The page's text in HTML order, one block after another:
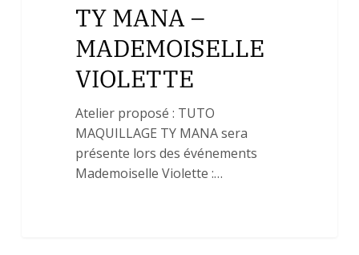
TY MANA –
MADEMOISELLE
VIOLETTE
Atelier proposé : TUTO
MAQUILLAGE TY MANA sera
présente lors des événements
Mademoiselle Violette :…